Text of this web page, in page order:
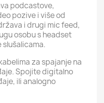
podcastove,
pozive i više od
i drugi mic feed,
osobu s headset
za spajanje na
Spojite digitalno
ili analogno